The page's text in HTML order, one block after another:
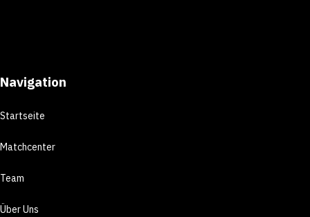
Navigation
Startseite
Matchcenter
Team
Über Uns